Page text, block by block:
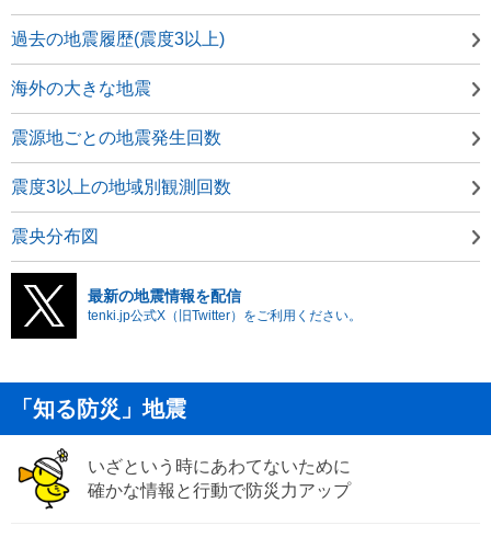
過去の地震履歴(震度3以上)
海外の大きな地震
震源地ごとの地震発生回数
震度3以上の地域別観測回数
震央分布図
最新の地震情報を配信
tenki.jp公式X（旧Twitter）をご利用ください。
「知る防災」地震
いざという時にあわてないために
確かな情報と行動で防災力アップ